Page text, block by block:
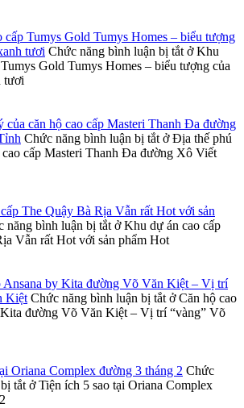
cấp Tumys Gold Tumys Homes – biểu tượng
tươi Chức năng bình luận bị tắtở Khu
Gold Tumys Homes – biểu tượng của
tươi
của căn hộ cao cấp Masteri Thanh Đa đường
Chức năng bình luận bị tắtở Địa thế phú
cao cấp Masteri Thanh Đa đường Xô Viết
The Quậy Bà Rịa Vẫn rất Hot với sản
năng bình luận bị tắtở Khu dự án cao cấp
Vẫn rất Hot với sản phẩm Hot
Ansana by Kita đường Võ Văn Kiệt – Vị trí
Kiệt Chức năng bình luận bị tắtở Căn hộ cao
Kita đường Võ Văn Kiệt – Vị trí “vàng” Võ
Oriana Complex đường 3 tháng 2 Chức
tắtở Tiện ích 5 sao tại Oriana Complex